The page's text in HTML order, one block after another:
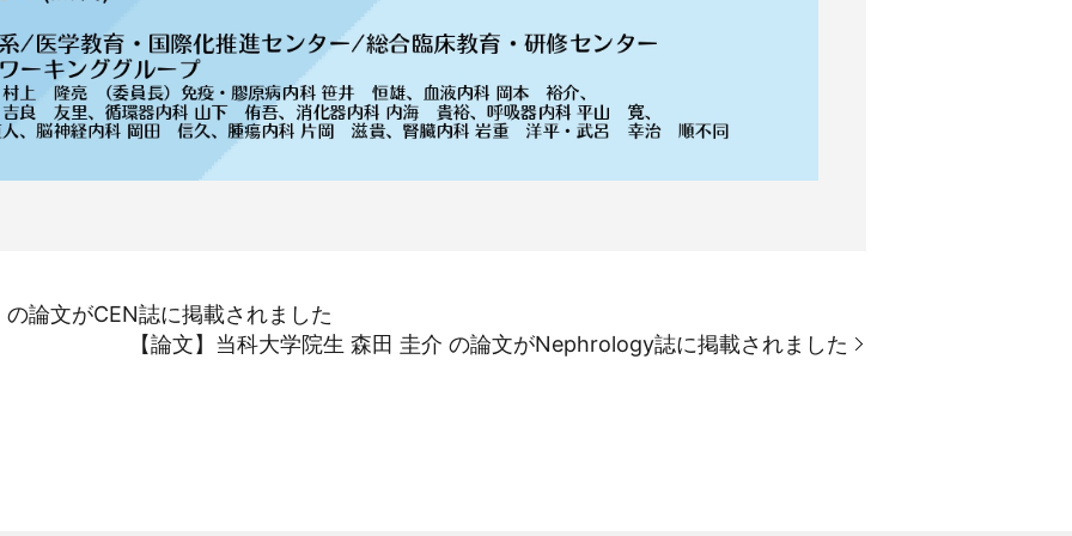
論文がCEN誌に掲載されました
【論文】当科大学院生 森田 圭介 の論文がNephrology誌に掲載されました